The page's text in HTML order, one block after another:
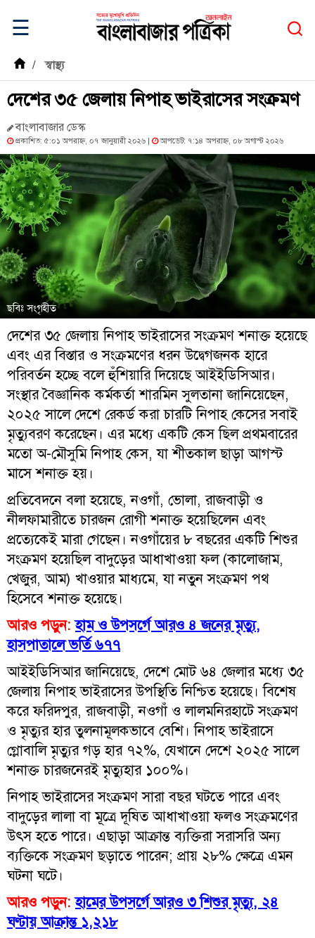
☰
/ স্বাস্থ্য
দেশের ৩৫ জেলায় নিপাহ ভাইরাসের সংক্রমণ
বাংলাবাজার ডেস্ক
প্রকাশিত: ৫:০১ অপরাহ্ন, ০৭ জানুয়ারী ২০২৬ | আপডেট: ৭:১৪ অপরাহ্ন, ০৮ অগাস্ট ২০২৬
ছবিঃ সংগৃহীত
দেশের ৩৫ জেলায় নিপাহ ভাইরাসের সংক্রমণ শনাক্ত হয়েছে
এবং এর বিস্তার ও সংক্রমণের ধরন উদ্বেগজনক হারে
পরিবর্তন হচ্ছে বলে হুঁশিয়ারি দিয়েছে আইইডিসিআর।
সংস্থার বৈজ্ঞানিক কর্মকর্তা শারমিন সুলতানা জানিয়েছেন,
২০২৫ সালে দেশে রেকর্ড করা চারটি নিপাহ কেসের সবাই
মৃত্যুবরণ করেছেন। এর মধ্যে একটি কেস ছিল প্রথমবারের
মতো অ-মৌসুমি নিপাহ কেস, যা শীতকাল ছাড়া আগস্ট
মাসে শনাক্ত হয়।
প্রতিবেদনে বলা হয়েছে, নওগাঁ, ভোলা, রাজবাড়ী ও
নীলফামারীতে চারজন রোগী শনাক্ত হয়েছিলেন এবং
প্রত্যেকেই মারা গেছেন। নওগাঁয়ের ৮ বছরের একটি শিশুর
সংক্রমণ হয়েছিল বাদুড়ের আধাখাওয়া ফল (কালোজাম,
খেজুর, আম) খাওয়ার মাধ্যমে, যা নতুন সংক্রমণ পথ
হিসেবে শনাক্ত হয়েছে।
আরও পড়ুন: হাম ও উপসর্গে আরও ৪ জনের মৃত্যু,
হাসপাতালে ভর্তি ৬৭৭
আইইডিসিআর জানিয়েছে, দেশে মোট ৬৪ জেলার মধ্যে ৩৫
জেলায় নিপাহ ভাইরাসের উপস্থিতি নিশ্চিত হয়েছে। বিশেষ
করে ফরিদপুর, রাজবাড়ী, নওগাঁ ও লালমনিরহাটে সংক্রমণ
ও মৃত্যুর হার তুলনামূলকভাবে বেশি। নিপাহ ভাইরাসে
গ্লোবালি মৃত্যুর গড় হার ৭২%, যেখানে দেশে ২০২৫ সালে
শনাক্ত চারজনেরই মৃত্যুহার ১০০%।
নিপাহ ভাইরাসের সংক্রমণ সারা বছর ঘটতে পারে এবং
বাদুড়ের লালা বা মূত্রে দূষিত আধাখাওয়া ফলও সংক্রমণের
উৎস হতে পারে। এছাড়া আক্রান্ত ব্যক্তিরা সরাসরি অন্য
ব্যক্তিকে সংক্রমণ ছড়াতে পারেন; প্রায় ২৮% ক্ষেত্রে এমন
ঘটনা ঘটে।
আরও পড়ুন: হামের উপসর্গে আরও ৩ শিশুর মৃত্যু, ২৪
ঘণ্টায় আক্রান্ত ১,২১৮